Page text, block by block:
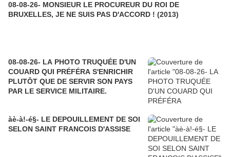
08-08-26- MONSIEUR LE PROCUREUR DU ROI DE
BRUXELLES, JE NE SUIS PAS D'ACCORD ! (2013)
08-08-26- LA PHOTO TRUQUÉE D'UN
COUARD QUI PRÉFÉRA S'ENRICHIR
PLUTÔT QUE DE SERVIR SON PAYS
PAR LE SERVICE MILITAIRE.
àè-à!-é§- LE DEPOUILLEMENT DE SOI
SELON SAINT FRANCOIS D'ASSISE